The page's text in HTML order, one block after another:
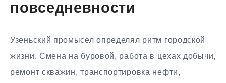
повседневности
Узеньский промысел определял ритм городской
жизни. Смена на буровой, работа в цехах добычи,
ремонт скважин, транспортировка нефти,